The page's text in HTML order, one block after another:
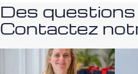
Des
Contactez